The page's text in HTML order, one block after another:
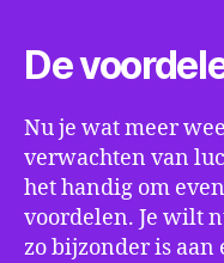
De
Nu je wat meer
verwachten van
het handig om
voordelen. Je wilt
zo bijzonder is